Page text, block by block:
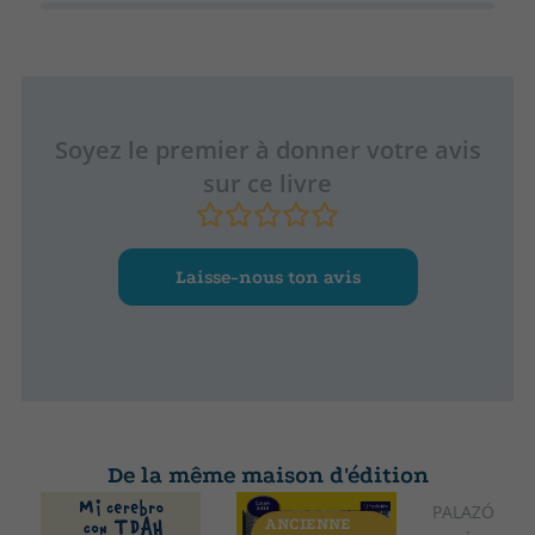
Soyez le premier à donner votre avis
sur ce livre
Laisse-nous ton avis
De la même maison d'édition
ANCIENNE
PALAZÓN